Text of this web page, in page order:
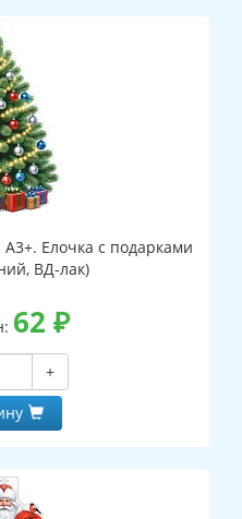
Елочка с подарками
ВД-лак)
62 ₽
+